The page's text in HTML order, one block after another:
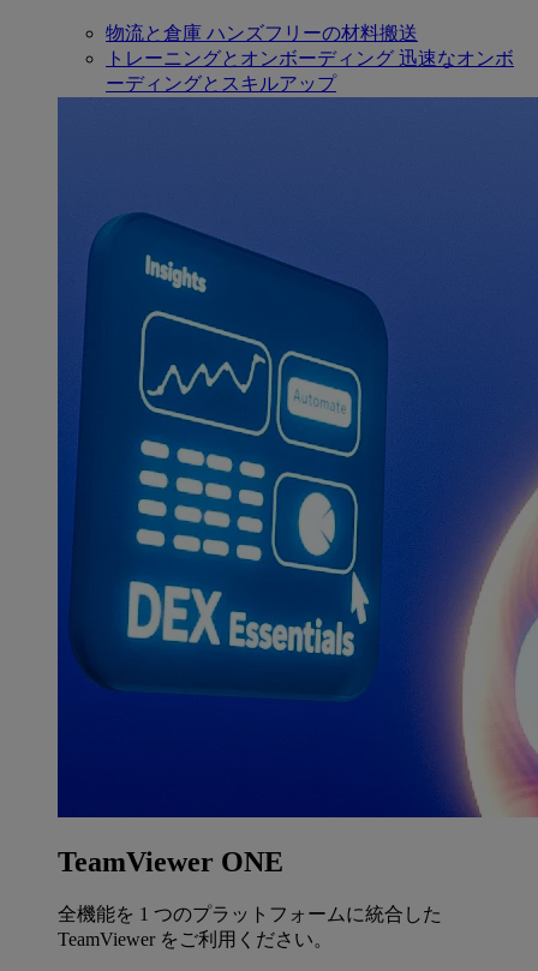
物流と倉庫 ハンズフリーの材料搬送
トレーニングとオンボーディング 迅速なオンボ
ーディングとスキルアップ
TeamViewer ONE
全機能を 1 つのプラットフォームに統合した
TeamViewer をご利用ください。